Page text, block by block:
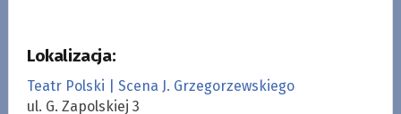
Lokalizacja:
Teatr Polski | Scena J. Grzegorzewskiego
ul. G. Zapolskiej 3